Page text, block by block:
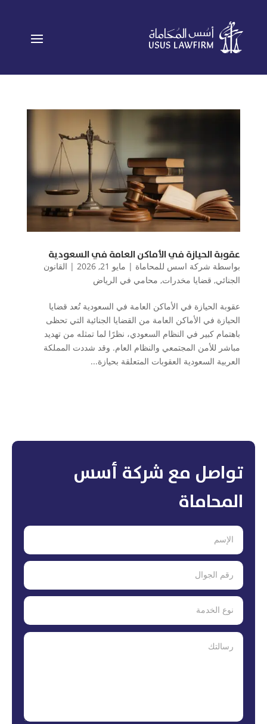
عقوبة الحيازة في الأماكن العامة في السعودية
بواسطة شركة اسس للمحاماة | مايو 21, 2026 | القانون
الجنائي, قضايا مخدرات, محامي في الرياض
عقوبة الحيازة في الأماكن العامة في السعودية تُعد قضايا
الحيازة في الأماكن العامة من القضايا الجنائية التي تحظى
باهتمام كبير في النظام السعودي، نظرًا لما تمثله من تهديد
مباشر للأمن المجتمعي والنظام العام. وقد شددت المملكة
العربية السعودية العقوبات المتعلقة بحيازة...
تواصل مع شركة أسس
المحاماة